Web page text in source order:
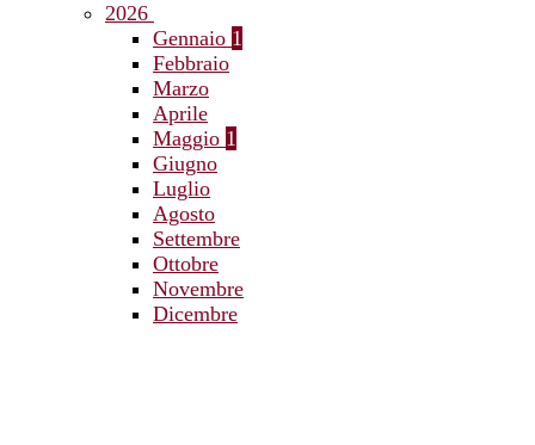
2026
Gennaio 1
Febbraio
Marzo
Aprile
Maggio 1
Giugno
Luglio
Agosto
Settembre
Ottobre
Novembre
Dicembre